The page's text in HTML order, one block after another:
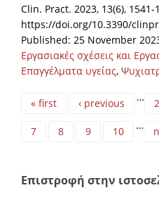
Clin. Pract. 2023, 13(6), 1541-
https://doi.org/10.3390/
Published: 25 November
Εργασιακές σχέσεις και
Επαγγέλματα υγείας,
Pages
« first ‹ previous … 2
7 8 9 10 …
Επιστροφή στην